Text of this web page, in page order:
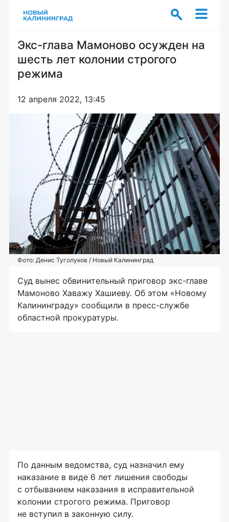
Экс-глава Мамоново осужден на
шесть лет колонии строгого
режима
12 апреля 2022, 13:45
Фото: Денис Туголуков / Новый Калининград
Суд вынес обвинительный приговор экс-главе
Мамоново Хаважу Хашиеву. Об этом «Новому
Калининграду» сообщили в пресс-службе
областной прокуратуры.
По данным ведомства, суд назначил ему
наказание в виде 6 лет лишения свободы
с отбыванием наказания в исправительной
колонии строгого режима. Приговор
не вступил в законную силу.